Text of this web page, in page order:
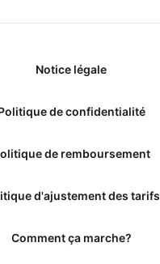
Notice légale
de confidentialité
de remboursement
d'ajustement des tarifs
Comment ça marche?